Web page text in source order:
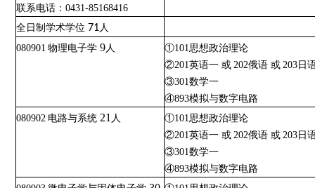
联系电话：0431-85168416
全日制学术学位 71 人
080901 物理电子学 9 人
①101思想政治理论
②201英语一 或 202俄语 或 203日
③301数学一
④893模拟与数字电路
080902 电路与系统 21 人
①101思想政治理论
②201英语一 或 202俄语 或 203日
③301数学一
④893模拟与数字电路